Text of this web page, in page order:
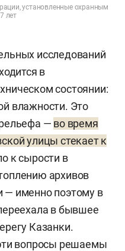
установленные охранным
лет
исследований
в
состоянии:
влажности. Это
— во время
улицы стекает к
к сырости в
архивов
— именно поэтому в
в бывшее
Казанки.
вопросы решаемы